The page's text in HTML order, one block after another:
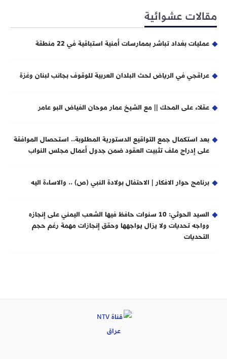
مقالات عشوائية
عمليات بغداد تباشر بممارسات أمنية استباقية في 22 منطقة
عراقجي في الرياض لحث البلدان العربية للوقوف بجانب لبنان وغزة
عقلاء على المحك || مع الشيخ عمار موحان الفياض البو عامر
بعد استكمال جمع التواقيع الدستورية المطلوبة.. استحصال الموافقة
على إدراج ملف تثبيت العقود ضمن جدول أعمال مجلس النواب
برنامج حوار الافكار | الاحتفال بولادة النبي (ص) .. والاساءة اليه
السيد الحوثي: 10 سنوات حافظ فيها الشعب اليمني على إنجازه
وواجه تحديات ولا يزال يواجهها وحقق إنجازات مهمة رغم حجم
التحديات